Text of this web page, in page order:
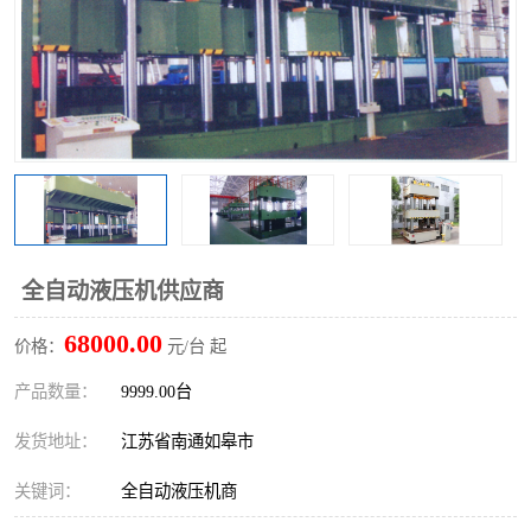
全自动液压机供应商
价格： 68000.00 元/台 起
产品数量： 9999.00台
发货地址： 江苏省南通如皋市
关键词： 全自动液压机商